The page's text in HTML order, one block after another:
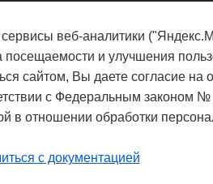
веб-аналитики
и улучшения
сайтом, Вы даете согласие на
с Федеральным законом
в отношении обработки
с документацией